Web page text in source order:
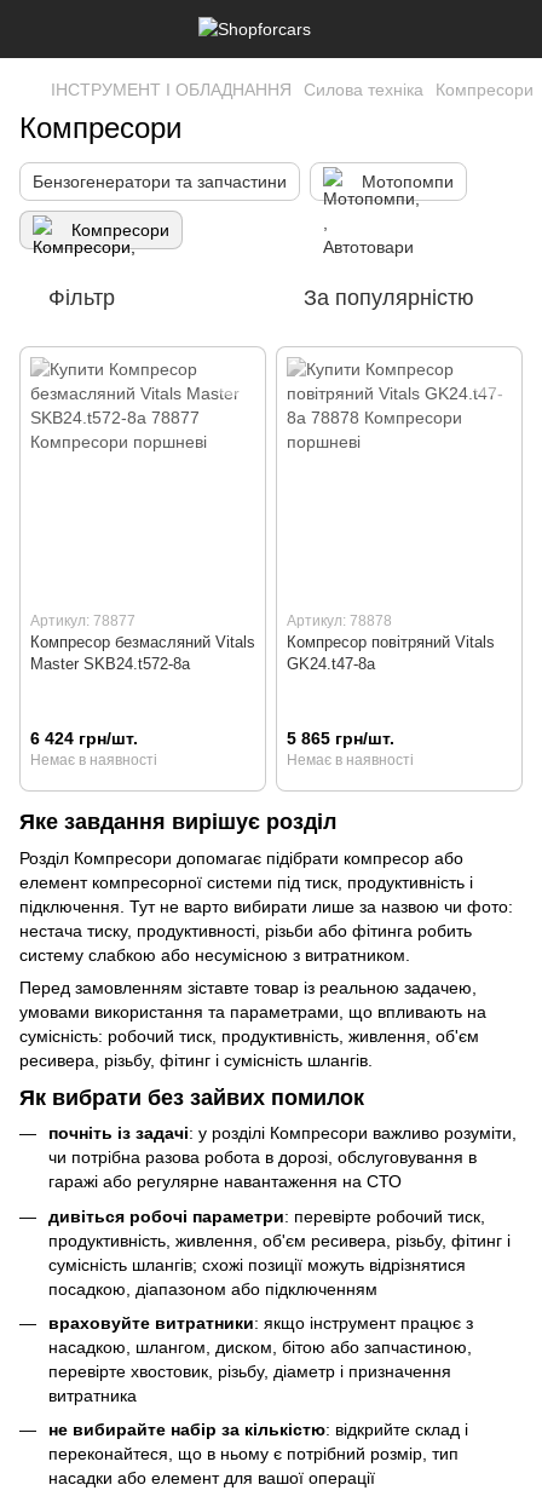
ІНСТРУМЕНТ І ОБЛАДНАННЯ Силова техніка Компресори
Компресори
Бензогенератори та запчастини Мотопомпи
Компресори
Фільтр За популярністю
Артикул: 78877
Компресор безмасляний Vitals
Master SKB24.t572-8a
6 424 грн/шт.
Немає в наявності
Артикул: 78878
Компресор повітряний Vitals
GK24.t47-8a
5 865 грн/шт.
Немає в наявності
Яке завдання вирішує розділ
Розділ Компресори допомагає підібрати компресор або
елемент компресорної системи під тиск, продуктивність і
підключення. Тут не варто вибирати лише за назвою чи фото:
нестача тиску, продуктивності, різьби або фітинга робить
систему слабкою або несумісною з витратником.
Перед замовленням зіставте товар із реальною задачею,
умовами використання та параметрами, що впливають на
сумісність: робочий тиск, продуктивність, живлення, об'єм
ресивера, різьбу, фітинг і сумісність шлангів.
Як вибрати без зайвих помилок
почніть із задачі: у розділі Компресори важливо розуміти,
чи потрібна разова робота в дорозі, обслуговування в
гаражі або регулярне навантаження на СТО
дивіться робочі параметри: перевірте робочий тиск,
продуктивність, живлення, об'єм ресивера, різьбу, фітинг і
сумісність шлангів; схожі позиції можуть відрізнятися
посадкою, діапазоном або підключенням
враховуйте витратники: якщо інструмент працює з
насадкою, шлангом, диском, бітою або запчастиною,
перевірте хвостовик, різьбу, діаметр і призначення
витратника
не вибирайте набір за кількістю: відкрийте склад і
переконайтеся, що в ньому є потрібний розмір, тип
насадки або елемент для вашої операції